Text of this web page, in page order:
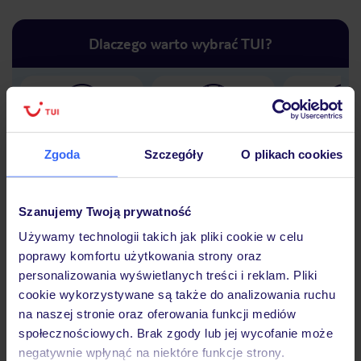
Zgoda Szczegóły O plikach cookies
Szanujemy Twoją prywatność
Używamy technologii takich jak pliki cookie w celu
poprawy komfortu użytkowania strony oraz
personalizowania wyświetlanych treści i reklam. Pliki
cookie wykorzystywane są także do analizowania ruchu
na naszej stronie oraz oferowania funkcji mediów
społecznościowych. Brak zgody lub jej wycofanie może
negatywnie wpłynąć na niektóre funkcje strony.
Dlaczego warto wybrać TUI?
Lider niskich cen
Największe biuro
30 lat w
Hotel
Opinie